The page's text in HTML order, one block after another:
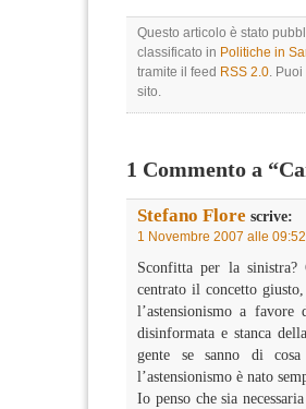
Questo articolo è stato
classificato in Politiche in
tramite il feed RSS 2.0. Puoi
sito.
1 Commento a
Stefano Flore scrive:
1 Novembre 2007 alle 09:52
Sconfitta per la
centrato il concetto
l’astensionismo a
disinformata e stanca
gente se sanno di
l’astensionismo è nato
Io penso che sia